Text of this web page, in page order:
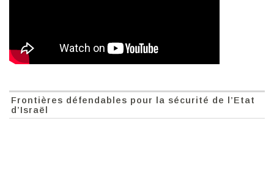
Frontières défendables pour la sécurité de l’Etat
d’Israël